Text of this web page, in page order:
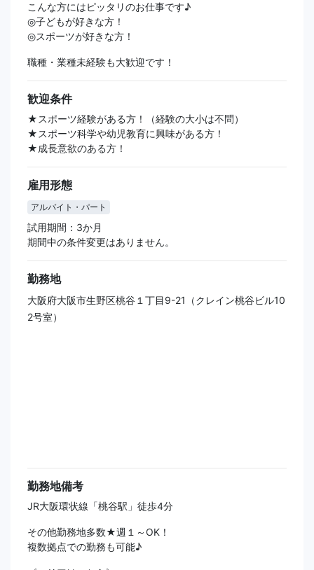
こんな方にはピッタリのお仕事です♪
◎子どもが好きな方！
◎スポーツが好きな方！
職種・業種未経験も大歓迎です！
歓迎条件
★スポーツ経験がある方！（経験の大小は不問）
★スポーツ科学や幼児教育に興味がある方！
★成長意欲のある方！
雇用形態
アルバイト・パート
試用期間：3か月
期間中の条件変更はありません。
勤務地
大阪府大阪市生野区桃谷１丁目9-21（クレイン桃谷ビル10
2号室）
勤務地備考
JR大阪環状線「桃谷駅」徒歩4分
その他勤務地多数★週１～OK！
複数拠点での勤務も可能♪